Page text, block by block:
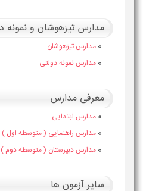
مدارس تیزهوشان و نمونه
مدارس تیزهوشان
مدارس نمونه دولتی
معرفی مدارس
مدارس ابتدایی
مدارس راهنمایی ( متوسطه اول )
مدارس دبیرستان ( متوسطه دوم )
سایر آزمون ها